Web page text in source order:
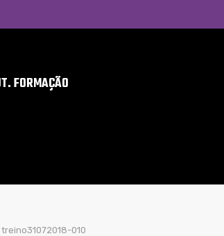
FORMAÇÃO
treino31072018-010